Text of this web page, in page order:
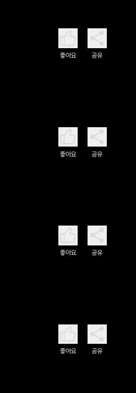
좋아요 공유
좋아요 공유
좋아요 공유
좋아요 공유